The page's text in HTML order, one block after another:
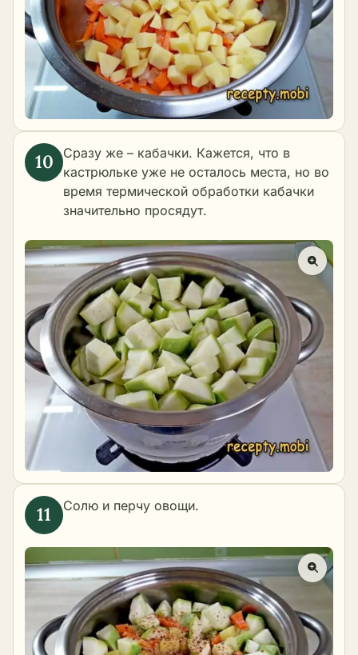
Сразу же – кабачки. Кажется, что в
кастрюльке уже не осталось места, но во
время термической обработки кабачки
значительно просядут.
Солю и перчу овощи.